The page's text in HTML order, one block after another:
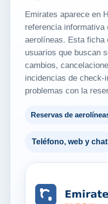
Emirates aparece en
referencia
aerolíneas. Esta ficha
usuarios que buscan
cambios,
incidencias de
problemas con la
Reservas de
Teléfono, web y chat